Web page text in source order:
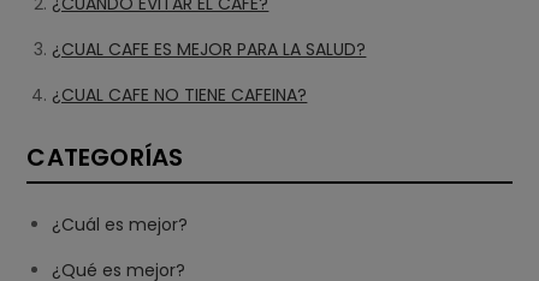
¿CUAL CAFE ES MEJOR PARA LA SALUD?
¿CUAL CAFE NO TIENE CAFEINA?
CATEGORÍAS
¿Cuál es mejor?
¿Qué es mejor?